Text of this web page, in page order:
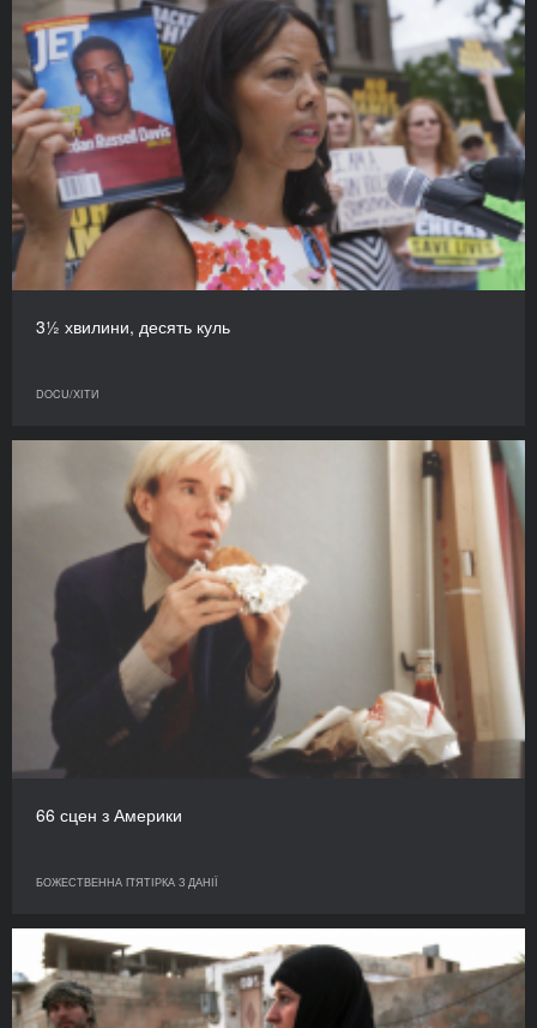
3½ хвилини, десять куль
DOCU/ХІТИ
66 сцен з Америки
БОЖЕСТВЕННА П'ЯТІРКА З ДАНІЇ